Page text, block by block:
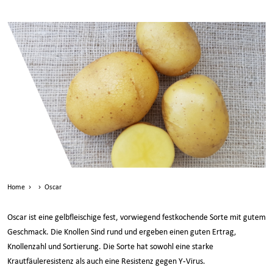
Home › › Oscar
Oscar ist eine gelbfleischige fest, vorwiegend festkochende Sorte mit gutem
Geschmack. Die Knollen Sind rund und ergeben einen guten Ertrag,
Knollenzahl und Sortierung. Die Sorte hat sowohl eine starke
Krautfäuleresistenz als auch eine Resistenz gegen Y-Virus.